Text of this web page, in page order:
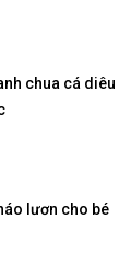
chua cá diêu
lươn cho bé